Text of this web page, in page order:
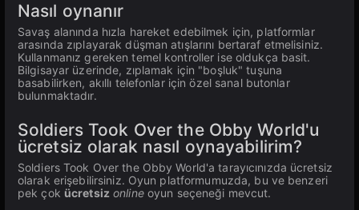
Nasıl oynanır
Savaş alanında hızla hareket edebilmek için, platformlar
arasında zıplayarak düşman atışlarını bertaraf etmelisiniz.
Kullanmanız gereken temel kontroller ise oldukça basit.
Bilgisayar üzerinde, zıplamak için "boşluk" tuşuna
basabilirken, akıllı telefonlar için özel sanal butonlar
bulunmaktadır.
Soldiers Took Over the Obby World'u
ücretsiz olarak nasıl oynayabilirim?
Soldiers Took Over the Obby World'a tarayıcınızda ücretsiz
olarak erişebilirsiniz. Oyun platformumuzda, bu ve benzeri
pek çok ücretsiz onlineoyun seçeneği mevcut.